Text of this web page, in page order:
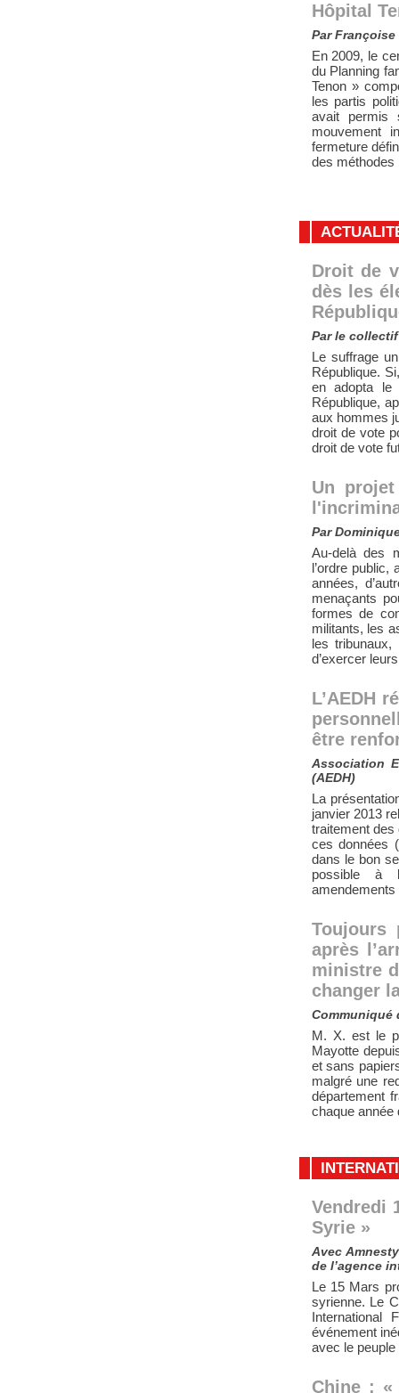
Hôpital
Par
En 2009, le
du Planning
Tenon »
les partis
avait permis
mouvement
fermeture
des méthodes
Droit de
dès les
Par le
Le suffrage
République.
en adopta
République,
aux hommes
droit de vote
droit de vote
Un
Par
Au-delà des
l’ordre
années,
menaçants
formes de
militants, les
les
d’exercer
L’AEDH
être
Association
(AEDH)
La
janvier 2013
traitement des
ces données
dans le bon
possible à
Toujours
après
ministre
changer
Communiqué
M. X. est le
Mayotte
et sans
malgré une
département
chaque année
Vendredi
Syrie »
Avec
de l’agence
Le 15 Mars
syrienne. Le
événement
avec le
Chine : «